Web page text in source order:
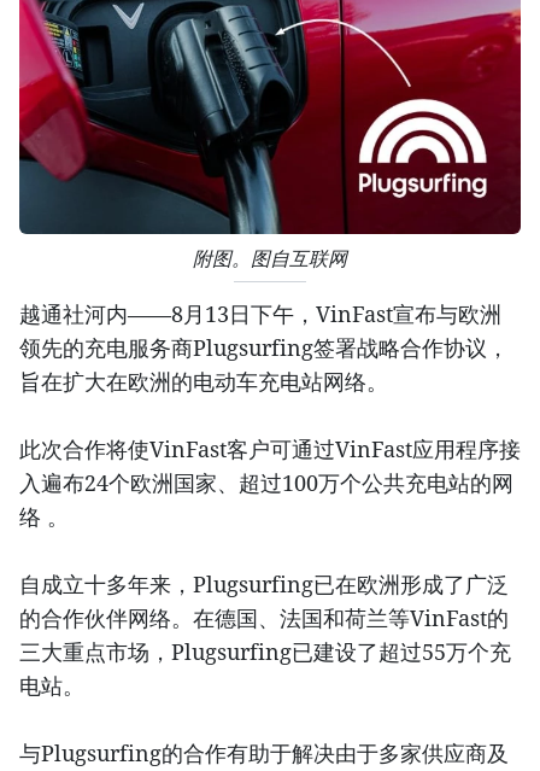
附图。图自互联网
越通社河内——8月13日下午，VinFast宣布与欧洲
领先的充电服务商Plugsurfing签署战略合作协议，
旨在扩大在欧洲的电动车充电站网络。
此次合作将使VinFast客户可通过VinFast应用程序接
入遍布24个欧洲国家、超过100万个公共充电站的网
络 。
自成立十多年来，Plugsurfing已在欧洲形成了广泛
的合作伙伴网络。在德国、法国和荷兰等VinFast的
三大重点市场，Plugsurfing已建设了超过55万个充
电站。
与Plugsurfing的合作有助于解决由于多家供应商及